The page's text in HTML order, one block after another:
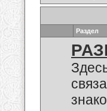
Раздел